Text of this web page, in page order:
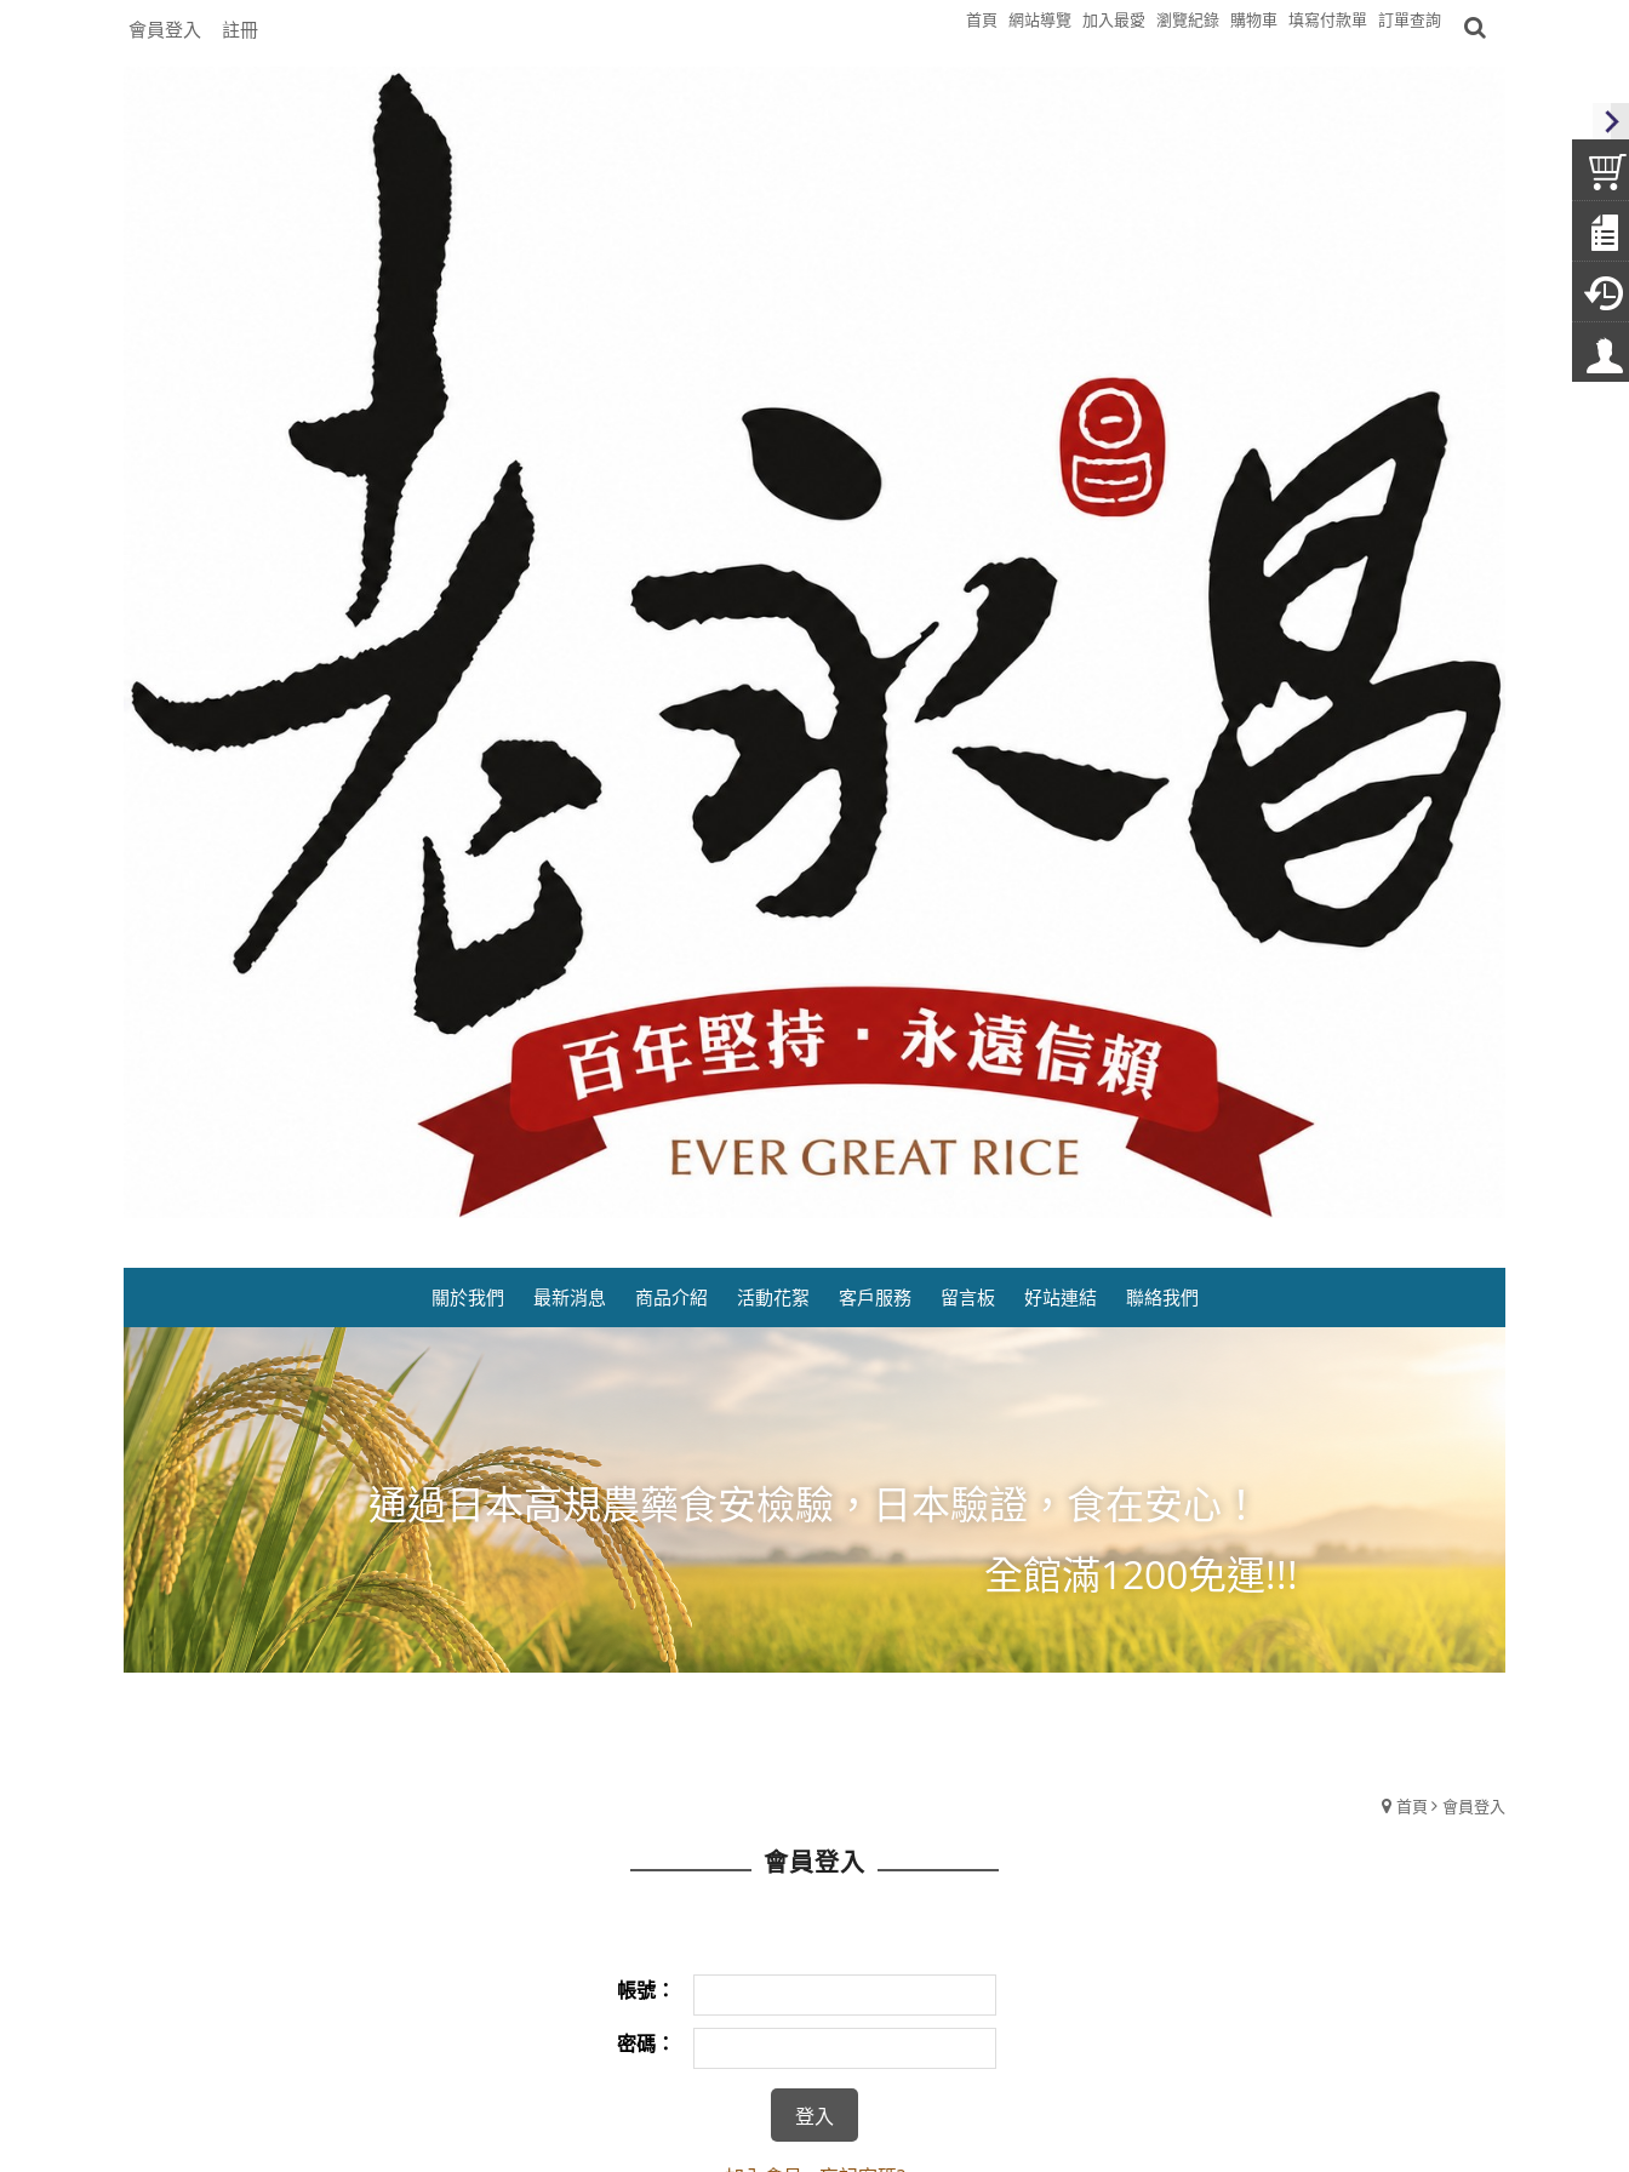
首頁 網站導覽 加入最愛 瀏覽紀錄 購物車 填寫付款單 訂單查詢
會員登入 註冊
關於我們 最新消息 商品介紹 活動花絮 客戶服務 留言板 好站連結 聯絡我們
通過日本高規農藥食安檢驗，日本驗證，食在安心！
全館滿1200免運!!!
首頁 會員登入
會員登入
帳號：
密碼：